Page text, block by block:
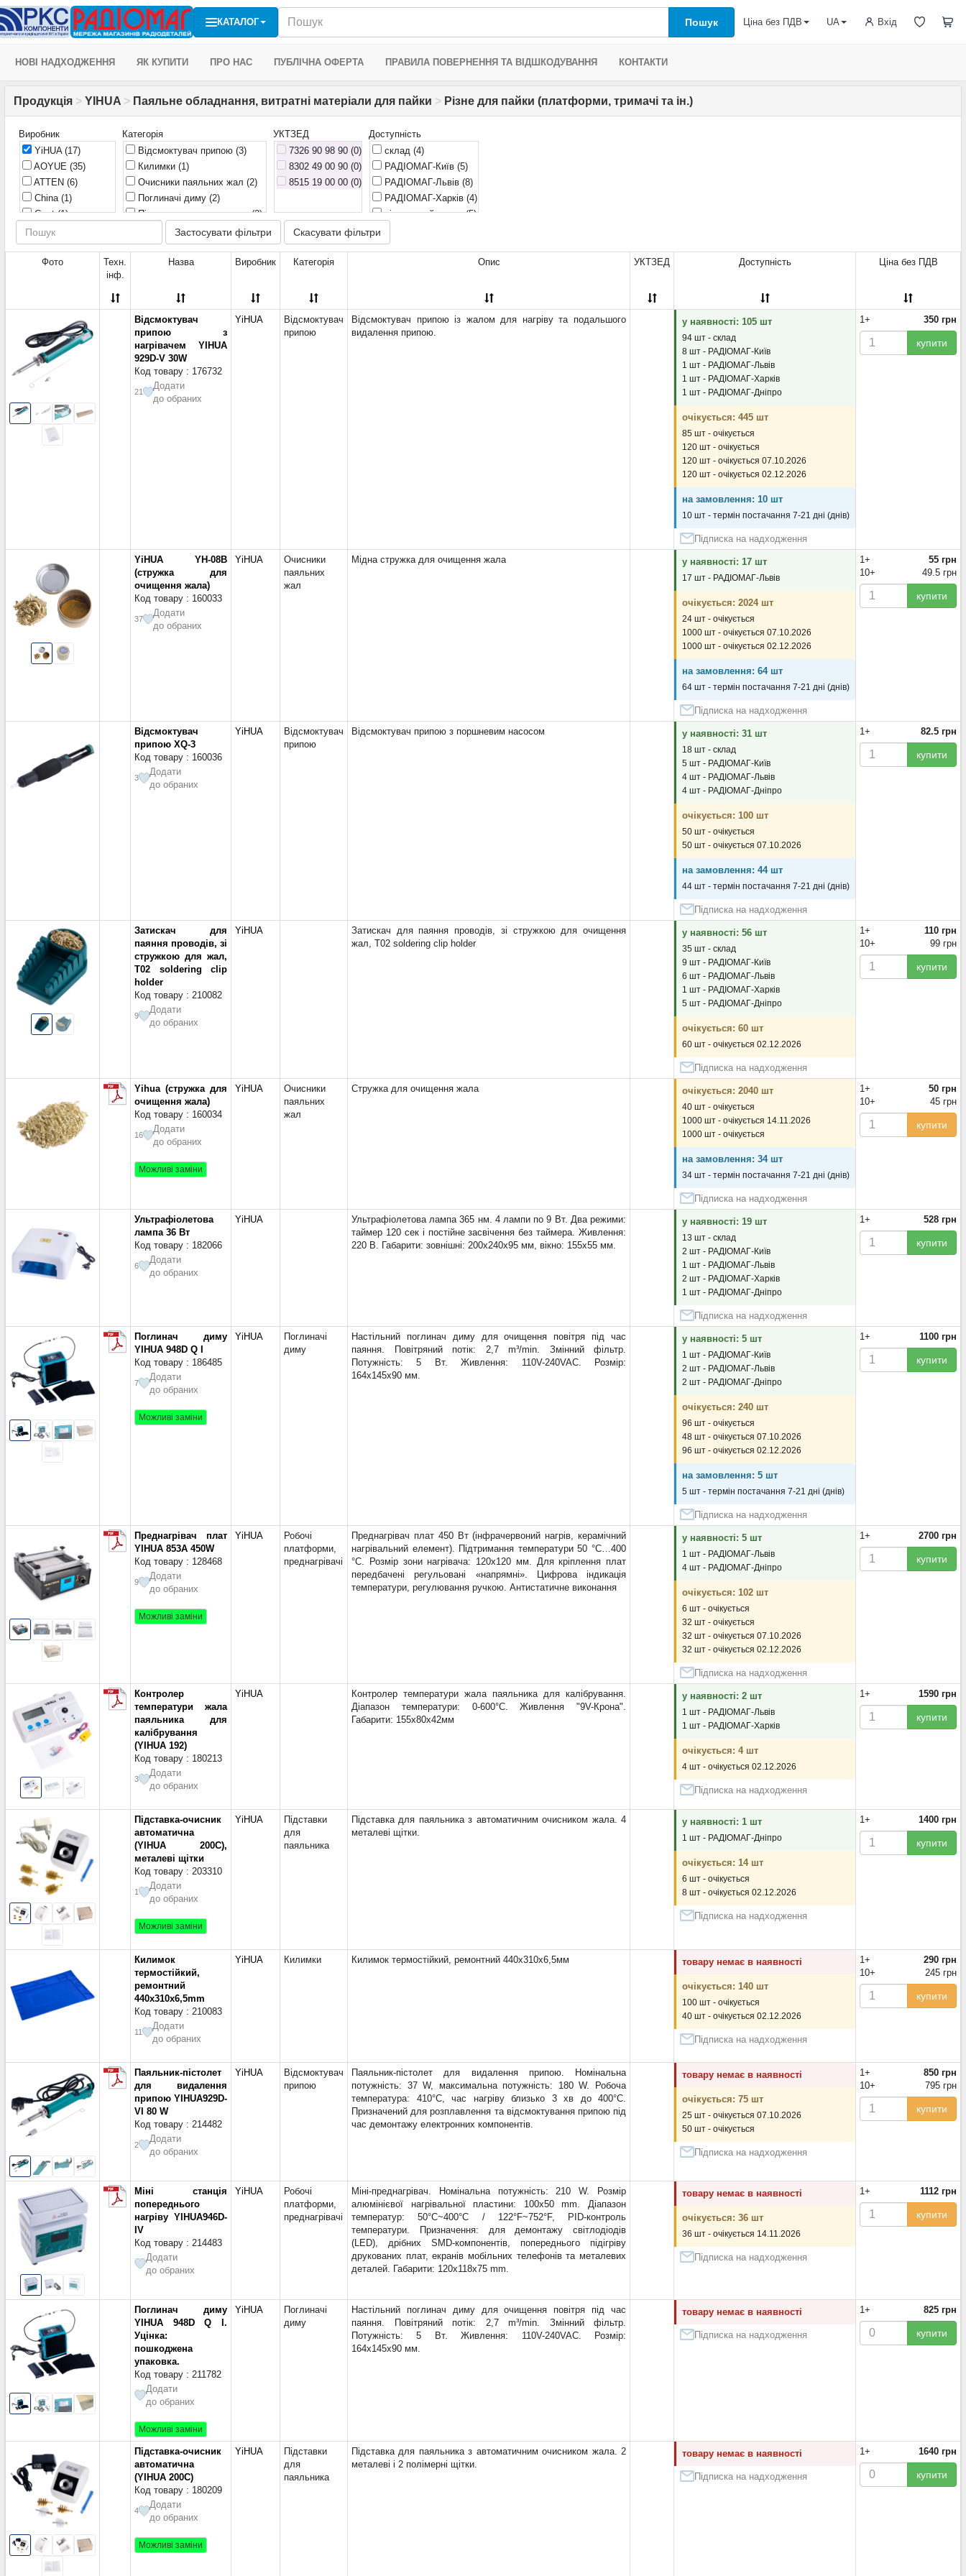
КАТАЛОГ Пошук Вхід
Ціна без ПДВ UA
НОВІ НАДХОДЖЕННЯ ЯК КУПИТИ ПРО НАС ПУБЛІЧНА ОФЕРТА ПРАВИЛА ПОВЕРНЕННЯ ТА ВІДШКОДУВАННЯ КОНТАКТИ
Продукція > YIHUA > Паяльне обладнання, витратні матеріали для пайки > Різне для пайки (платформи, тримачі та ін.)
Виробник
YiHUA (17)
AOYUE (35)
ATTEN (6)
China (1)
Goot(1)
JBC Tools
KINGMAX(1)
Kontakt Chemie(4)
Optical(14)
PROWEST(1)
Pro'sKit(23)
SOLDER PEAK
Yaxun
Zhongdi
Китай(5)
Україна
Категорія
Відсмоктувач припою (3)
Килимки (1)
Очисники паяльних жал (2)
Поглиначі диму (2)
Підставки для паяльника(2)
Робочі платформи,
преднагрівачі(4)
Вакуумні пінцети (0)
Паяльні ванни (0)
Пенал для паяльника (0)
Поглинальна стрічка (0)
Полірувальник жал (0)
Поршень для шприца (0)
Тара (0)
УКТЗЕД
7326 90 98 90 (0)
8302 49 00 90 (0)
8515 19 00 00 (0)
Доступність
склад (4)
РАДІОМАГ-Київ (5)
РАДІОМАГ-Львів (8)
РАДІОМАГ-Харків (4)
віддалений склад(5)
очікується
Застосувати фільтри Скасувати фільтри
Фото
Техн.
інф.
Назва Виробник Категорія Опис УКТЗЕД Доступність Ціна без ПДВ
Відсмоктувач
припою з
нагрівачем YIHUA
929D-V 30W
Код товару : 176732
21
Додати
до обраних
YiHUA
Відсмоктувач
припою
Відсмоктувач припою із жалом для нагріву та подальшого
видалення припою.
у наявності: 105 шт
94 шт - склад
8 шт - РАДІОМАГ-Київ
1 шт - РАДІОМАГ-Львів
1 шт - РАДІОМАГ-Харків
1 шт - РАДІОМАГ-Дніпро
очікується: 445 шт
85 шт - очікується
120 шт - очікується
120 шт - очікується 07.10.2026
120 шт - очікується 02.12.2026
на замовлення: 10 шт
10 шт - термін постачання 7-21 дні (днів)
Підписка на надходження
1+ 350 грн
купити
YiHUA YH-08B
(стружка для
очищення жала)
Код товару : 160033
37
Додати
до обраних
YiHUA
Очисники
паяльних
жал
Мідна стружка для очищення жала у наявності: 17 шт
17 шт - РАДІОМАГ-Львів
очікується: 2024 шт
24 шт - очікується
1000 шт - очікується 07.10.2026
1000 шт - очікується 02.12.2026
на замовлення: 64 шт
64 шт - термін постачання 7-21 дні (днів)
Підписка на надходження
1+
55 грн
10+
49.5 грн
купити
Відсмоктувач
припою XQ-3
Код товару : 160036
3
Додати
до обраних
YiHUA
Відсмоктувач
припою
Відсмоктувач припою з поршневим насосом у наявності: 31 шт
18 шт - склад
5 шт - РАДІОМАГ-Київ
4 шт - РАДІОМАГ-Львів
4 шт - РАДІОМАГ-Дніпро
очікується: 100 шт
50 шт - очікується
50 шт - очікується 07.10.2026
на замовлення: 44 шт
44 шт - термін постачання 7-21 дні (днів)
Підписка на надходження
1+ 82.5 грн
купити
Затискач для
паяння проводів, зі
стружкою для жал,
T02 soldering clip
holder
Код товару : 210082
9
Додати
до обраних
YiHUA
Затискач для паяння проводів, зі стружкою для очищення
жал, T02 soldering clip holder
у наявності: 56 шт
35 шт - склад
9 шт - РАДІОМАГ-Київ
6 шт - РАДІОМАГ-Львів
1 шт - РАДІОМАГ-Харків
5 шт - РАДІОМАГ-Дніпро
очікується: 60 шт
60 шт - очікується 02.12.2026
Підписка на надходження
1+
110 грн
10+
99 грн
купити
Yihua (стружка для
очищення жала)
Код товару : 160034
16
Додати
до обраних
Можливі заміни
YiHUA
Очисники
паяльних
жал
Стружка для очищення жала очікується: 2040 шт
40 шт - очікується
1000 шт - очікується 14.11.2026
1000 шт - очікується
на замовлення: 34 шт
34 шт - термін постачання 7-21 дні (днів)
Підписка на надходження
1+
50 грн
10+
45 грн
купити
Ультрафіолетова
лампа 36 Вт
Код товару : 182066
6
Додати
до обраних
YiHUA
Ультрафіолетова лампа 365 нм. 4 лампи по 9 Вт. Два режими:
таймер 120 сек і постійне засвічення без таймера. Живлення:
220 В. Габарити: зовнішні: 200x240x95 мм, вікно: 155x55 мм.
у наявності: 19 шт
13 шт - склад
2 шт - РАДІОМАГ-Київ
1 шт - РАДІОМАГ-Львів
2 шт - РАДІОМАГ-Харків
1 шт - РАДІОМАГ-Дніпро
Підписка на надходження
1+ 528 грн
купити
Поглинач диму
YIHUA 948D Q I
Код товару : 186485
7
Додати
до обраних
Можливі заміни
YiHUA
Поглиначі
диму
Настільний поглинач диму для очищення повітря під час
паяння. Повітряний потік: 2,7 m³/min. Змінний фільтр.
Потужність: 5 Вт. Живлення: 110V-240VAC. Розмір:
164x145x90 мм.
у наявності: 5 шт
1 шт - РАДІОМАГ-Київ
2 шт - РАДІОМАГ-Львів
2 шт - РАДІОМАГ-Дніпро
очікується: 240 шт
96 шт - очікується
48 шт - очікується 07.10.2026
96 шт - очікується 02.12.2026
на замовлення: 5 шт
5 шт - термін постачання 7-21 дні (днів)
Підписка на надходження
1+ 1100 грн
купити
Преднагрівач плат
YIHUA 853A 450W
Код товару : 128468
9
Додати
до обраних
Можливі заміни
YiHUA
Робочі
платформи,
преднагрівачі
Преднагрівач плат 450 Вт (інфрачервоний нагрів, керамічний
нагрівальний елемент). Підтримання температури 50 °C…400
°C. Розмір зони нагрівача: 120x120 мм. Для кріплення плат
передбачені регульовані «напрямні». Цифрова індикація
температури, регулювання ручкою. Антистатичне виконання
у наявності: 5 шт
1 шт - РАДІОМАГ-Львів
4 шт - РАДІОМАГ-Дніпро
очікується: 102 шт
6 шт - очікується
32 шт - очікується
32 шт - очікується 07.10.2026
32 шт - очікується 02.12.2026
Підписка на надходження
1+ 2700 грн
купити
Контролер
температури жала
паяльника для
калібрування
(YIHUA 192)
Код товару : 180213
3
Додати
до обраних
YiHUA
Контролер температури жала паяльника для калібрування.
Діапазон температури: 0-600°C. Живлення "9V-Крона".
Габарити: 155x80x42мм
у наявності: 2 шт
1 шт - РАДІОМАГ-Львів
1 шт - РАДІОМАГ-Харків
очікується: 4 шт
4 шт - очікується 02.12.2026
Підписка на надходження
1+ 1590 грн
купити
Підставка-очисник
автоматична
(YIHUA 200C),
металеві щітки
Код товару : 203310
1
Додати
до обраних
Можливі заміни
YiHUA
Підставки
для
паяльника
Підставка для паяльника з автоматичним очисником жала. 4
металеві щітки.
у наявності: 1 шт
1 шт - РАДІОМАГ-Дніпро
очікується: 14 шт
6 шт - очікується
8 шт - очікується 02.12.2026
Підписка на надходження
1+ 1400 грн
купити
Килимок
термостійкий,
ремонтний
440x310x6,5mm
Код товару : 210083
11
Додати
до обраних
YiHUA Килимки Килимок термостійкий, ремонтний 440x310x6,5мм товару немає в наявності
очікується: 140 шт
100 шт - очікується
40 шт - очікується 02.12.2026
Підписка на надходження
1+
290 грн
10+
245 грн
купити
Паяльник-пістолет
для видалення
припою YIHUA929D-
VI 80 W
Код товару : 214482
2
Додати
до обраних
YiHUA
Відсмоктувач
припою
Паяльник-пістолет для видалення припою. Номінальна
потужність: 37 W, максимальна потужність: 180 W. Робоча
температура: 410°C, час нагріву близько 3 хв до 400°C.
Призначений для розплавлення та відсмоктування припою під
час демонтажу електронних компонентів.
товару немає в наявності
очікується: 75 шт
25 шт - очікується 07.10.2026
50 шт - очікується
Підписка на надходження
1+
850 грн
10+
795 грн
купити
Міні станція
попереднього
нагріву YIHUA946D-
IV
Код товару : 214483
Додати
до обраних
YiHUA
Робочі
платформи,
преднагрівачі
Міні-преднагрівач. Номінальна потужність: 210 W. Розмір
алюмінієвої нагрівальної пластини: 100x50 mm. Діапазон
температур: 50°C~400°C / 122°F~752°F, PID-контроль
температури. Призначення: для демонтажу світлодіодів
(LED), дрібних SMD-компонентів, попереднього підігріву
друкованих плат, екранів мобільних телефонів та металевих
деталей. Габарити: 120x118x75 mm.
товару немає в наявності
очікується: 36 шт
36 шт - очікується 14.11.2026
Підписка на надходження
1+ 1112 грн
купити
Поглинач диму
YIHUA 948D Q I.
Уцінка:
пошкоджена
упаковка.
Код товару : 211782
Додати
до обраних
Можливі заміни
YiHUA
Поглиначі
диму
Настільний поглинач диму для очищення повітря під час
паяння. Повітряний потік: 2,7 m³/min. Змінний фільтр.
Потужність: 5 Вт. Живлення: 110V-240VAC. Розмір:
164x145x90 мм.
товару немає в наявності
Підписка на надходження
1+ 825 грн
купити
Підставка-очисник
автоматична
(YIHUA 200C)
Код товару : 180209
4
Додати
до обраних
Можливі заміни
YiHUA
Підставки
для
паяльника
Підставка для паяльника з автоматичним очисником жала. 2
металеві і 2 полімерні щітки.
товару немає в наявності
Підписка на надходження
1+ 1640 грн
купити